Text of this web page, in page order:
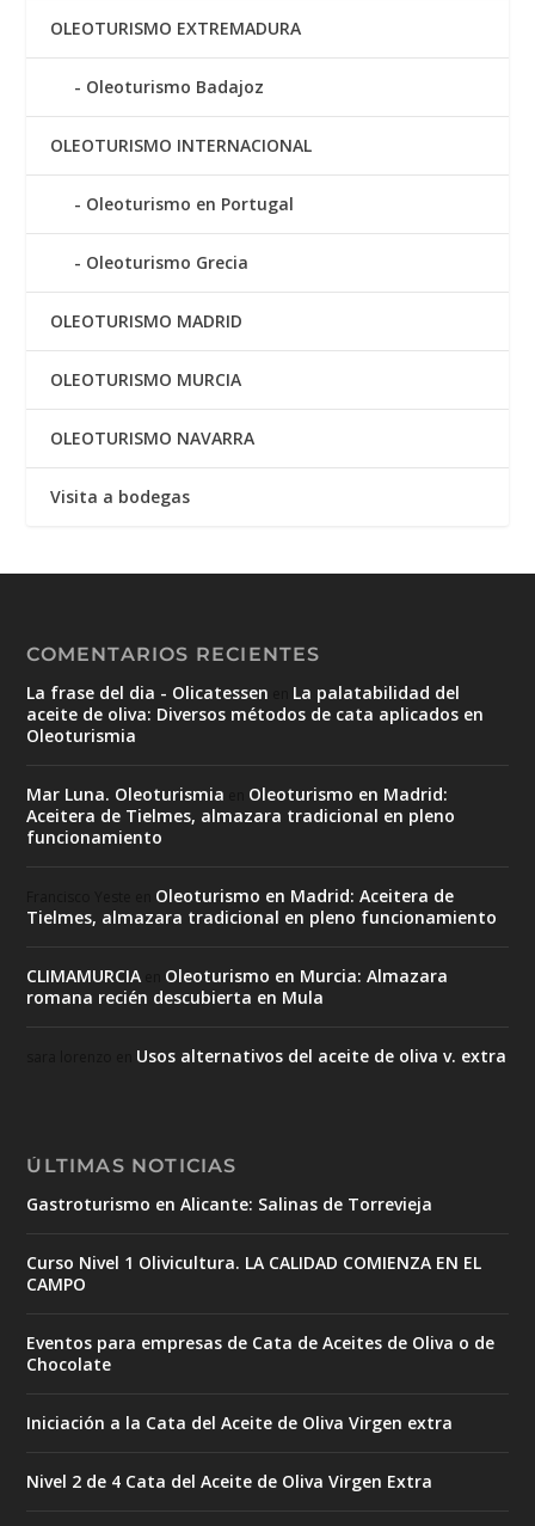
OLEOTURISMO EXTREMADURA
Oleoturismo Badajoz
OLEOTURISMO INTERNACIONAL
Oleoturismo en Portugal
Oleoturismo Grecia
OLEOTURISMO MADRID
OLEOTURISMO MURCIA
OLEOTURISMO NAVARRA
Visita a bodegas
COMENTARIOS RECIENTES
La frase del dia - Olicatessen
La palatabilidad del
aceite de oliva: Diversos métodos de cata aplicados en
Oleoturismia
Mar Luna. Oleoturismia
Oleoturismo en Madrid:
Aceitera de Tielmes, almazara tradicional en pleno
funcionamiento
Oleoturismo en Madrid: Aceitera de
Tielmes, almazara tradicional en pleno funcionamiento
CLIMAMURCIA
Oleoturismo en Murcia: Almazara
romana recién descubierta en Mula
Usos alternativos del aceite de oliva v. extra
ÚLTIMAS NOTICIAS
Gastroturismo en Alicante: Salinas de Torrevieja
Curso Nivel 1 Olivicultura. LA CALIDAD COMIENZA EN EL
CAMPO
Eventos para empresas de Cata de Aceites de Oliva o de
Chocolate
Iniciación a la Cata del Aceite de Oliva Virgen extra
Nivel 2 de 4 Cata del Aceite de Oliva Virgen Extra